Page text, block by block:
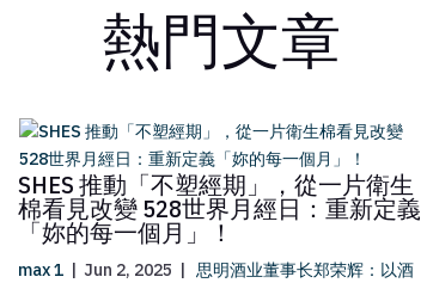
熱門文章
SHES 推動「不塑經期」，從一片衛生
棉看見改變 528世界月經日：重新定義
「妳的每一個月」！
max 1 Jun 2, 2025
思明酒业董事长郑荣辉：以酒